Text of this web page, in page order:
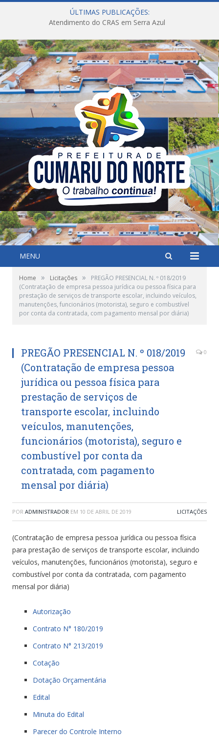
ÚLTIMAS PUBLICAÇÕES:
Atendimento do CRAS em Serra Azul
MENU
Home » Licitações »
PREGÃO PRESENCIAL N. º 018/2019
(Contratação de empresa pessoa jurídica ou pessoa física para
prestação de serviços de transporte escolar, incluindo veículos,
manutenções, funcionários (motorista), seguro e combustível
por conta da contratada, com pagamento mensal por diária)
PREGÃO PRESENCIAL N. º 018/2019
(Contratação de empresa pessoa
jurídica ou pessoa física para
prestação de serviços de
transporte escolar, incluindo
veículos, manutenções,
funcionários (motorista), seguro e
combustível por conta da
contratada, com pagamento
mensal por diária)
0
POR ADMINISTRADOR EM 10 DE ABRIL DE 2019 LICITAÇÕES
(Contratação de empresa pessoa jurídica ou pessoa física
para prestação de serviços de transporte escolar, incluindo
veículos, manutenções, funcionários (motorista), seguro e
combustível por conta da contratada, com pagamento
mensal por diária)
Autorização
Contrato N° 180/2019
Contrato N° 213/2019
Cotação
Dotação Orçamentária
Edital
Minuta do Edital
Parecer do Controle Interno